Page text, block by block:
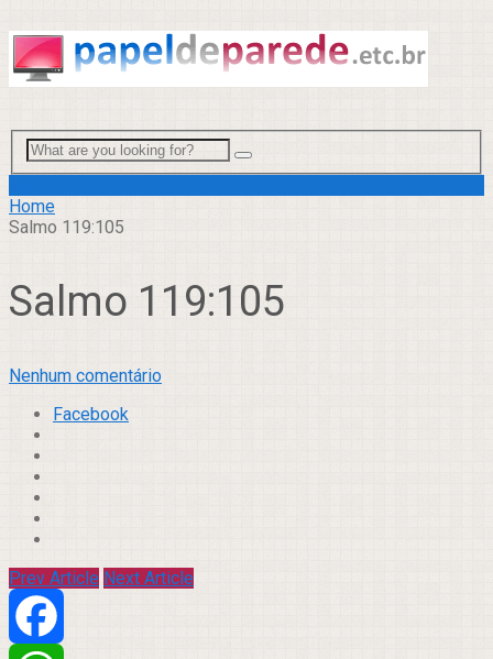
Home
Salmo 119:105
Salmo 119:105
Nenhum comentário
Facebook
Prev Article Next Article